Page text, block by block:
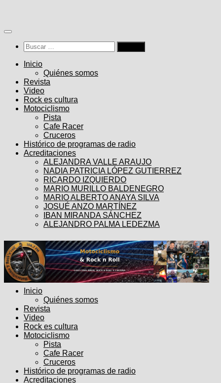
contenido
Buscar:
Inicio
Quiénes somos
Revista
Video
Rock es cultura
Motociclismo
Pista
Cafe Racer
Cruceros
Histórico de programas de radio
Acreditaciones
ALEJANDRA VALLE ARAUJO
NADIA PATRICIA LÓPEZ GUTIERREZ
RICARDO IZQUIERDO
MARIO MURILLO BALDENEGRO
MARIO ALBERTO ANAYA SILVA
JOSUÉ ANZO MARTÍNEZ
IBAN MIRANDA SÁNCHEZ
ALEJANDRO PALMA LEDEZMA
Inicio
Quiénes somos
Revista
Video
Rock es cultura
Motociclismo
Pista
Cafe Racer
Cruceros
Histórico de programas de radio
Acreditaciones